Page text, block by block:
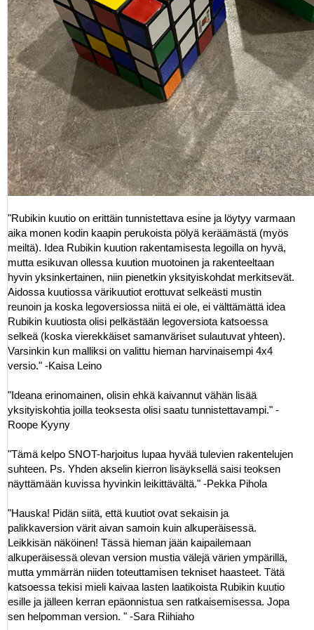
"Rubikin kuutio on erittäin tunnistettava esine ja löytyy varmaan
aika monen kodin kaapin perukoista pölyä keräämästä (myös
meiltä). Idea Rubikin kuution rakentamisesta legoilla on hyvä,
mutta esikuvan ollessa kuution muotoinen ja rakenteeltaan
hyvin yksinkertainen, niin pienetkin yksityiskohdat merkitsevät.
Aidossa kuutiossa värikuutiot erottuvat selkeästi mustin
reunoin ja koska legoversiossa niitä ei ole, ei välttämättä idea
Rubikin kuutiosta olisi pelkästään legoversiota katsoessa
selkeä (koska vierekkäiset samanväriset sulautuvat yhteen).
Varsinkin kun malliksi on valittu hieman harvinaisempi 4x4
versio." -Kaisa Leino
"Ideana erinomainen, olisin ehkä kaivannut vähän lisää
yksityiskohtia joilla teoksesta olisi saatu tunnistettavampi." -
Roope Kyyny
"Tämä kelpo SNOT-harjoitus lupaa hyvää tulevien rakentelujen
suhteen. Ps. Yhden akselin kierron lisäyksellä saisi teoksen
näyttämään kuvissa hyvinkin leikittävältä." -Pekka Pihola
"Hauska! Pidän siitä, että kuutiot ovat sekaisin ja
palikkaversion värit aivan samoin kuin alkuperäisessä.
Leikkisän näköinen! Tässä hieman jään kaipailemaan
alkuperäisessä olevan version mustia välejä värien ympärillä,
mutta ymmärrän niiden toteuttamisen tekniset haasteet. Tätä
katsoessa tekisi mieli kaivaa lasten laatikoista Rubikin kuutio
esille ja jälleen kerran epäonnistua sen ratkaisemisessa. Jopa
sen helpomman version. " -Sara Riihiaho